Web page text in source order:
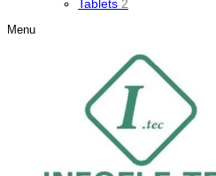
Tablets 2
Menu